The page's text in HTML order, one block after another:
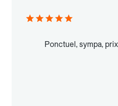
Ponctuel, sympa,